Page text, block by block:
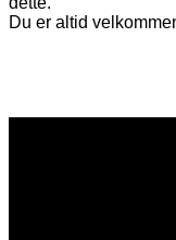
Du er altid